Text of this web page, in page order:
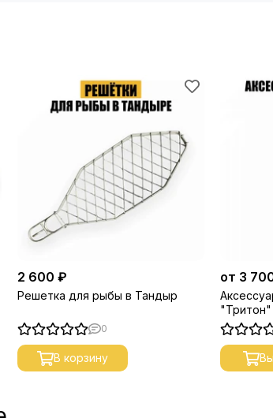
2 600 ₽
Решетка для рыбы в Тандыр
0
В корзину
от 3
"Тритон"